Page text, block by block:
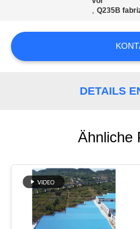
UNS
IN
LÖSUNG
BLOG
,Q235B
DETAILS
Ähnliche